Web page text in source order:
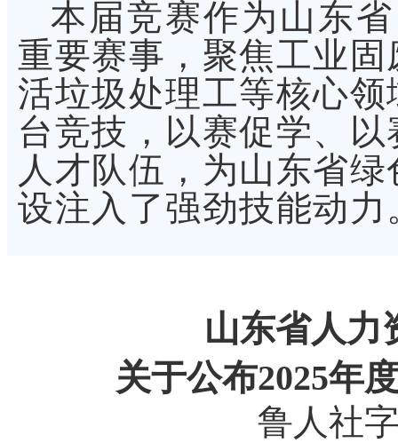
本届竞赛作为山东
重要赛事，聚焦工业
活垃圾处理工等核心
台竞技，以赛促学、
人才队伍，为山东省
设注入了强劲技能动力
山东省人力
关于公布2025年
鲁人社